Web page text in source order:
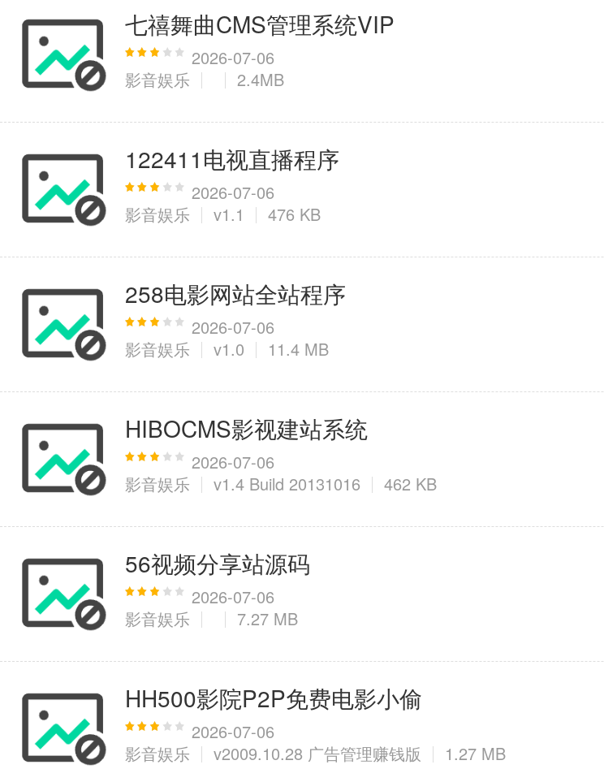
七禧舞曲CMS管理系统VIP
2026-07-06
影音娱乐
2.4MB
122411电视直播程序
2026-07-06
影音娱乐
v1.1 476 KB
258电影网站全站程序
2026-07-06
影音娱乐
v1.0 11.4 MB
HIBOCMS影视建站系统
2026-07-06
影音娱乐
v1.4 Build 20131016 462 KB
56视频分享站源码
2026-07-06
影音娱乐
7.27 MB
HH500影院P2P免费电影小偷
2026-07-06
影音娱乐
v2009.10.28 广告管理赚钱版 1.27 MB